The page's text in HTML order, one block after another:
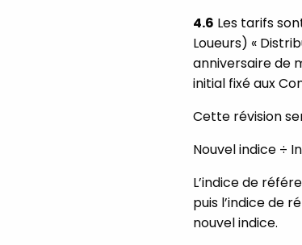
4.6 Les tarifs
Loueurs) «
anniversaire de
initial fixé aux
Cette révision
Nouvel indice ÷
L’indice de
puis l’indice de
nouvel indice.